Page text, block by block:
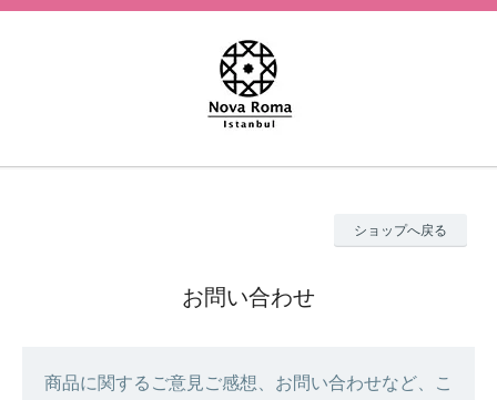
ショップへ戻る
お問い合わせ
商品に関するご意見ご感想、お問い合わせなど、こ